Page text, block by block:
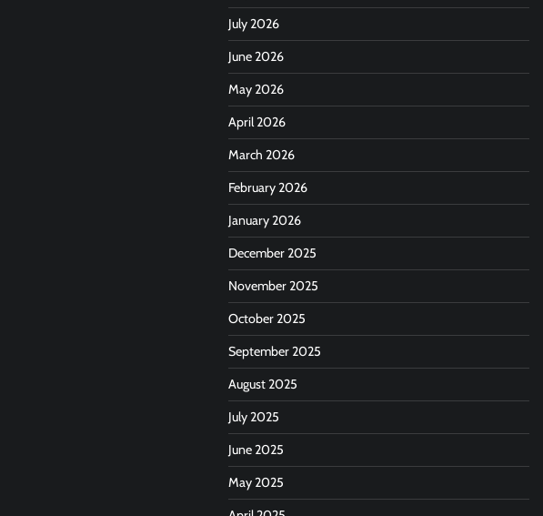
July 2026
June 2026
May 2026
April 2026
March 2026
February 2026
January 2026
December 2025
November 2025
October 2025
September 2025
August 2025
July 2025
June 2025
May 2025